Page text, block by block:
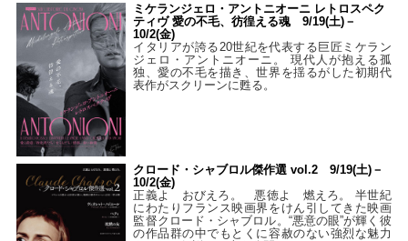
ミケランジェロ・アントニオーニ レトロスペク
ティヴ 愛の不毛、彷徨える魂 9/19(土)－
10/2(金)
イタリアが誇る20世紀を代表する巨匠ミケラン
ジェロ・アントニオーニ。 現代人が抱える孤
独、愛の不毛を描き、世界を揺るがした初期代
表作がスクリーンに甦る。
クロード・シャブロル傑作選 vol.2 9/19(土)－
10/2(金)
正義よ おびえろ。 悪徳よ 燃えろ。 半世紀
にわたりフランス映画界をけん引してきた映画
監督クロード・シャブロル。“悪意の眼”が輝く彼
の作品群の中でもとくに容赦のない強烈な魅力